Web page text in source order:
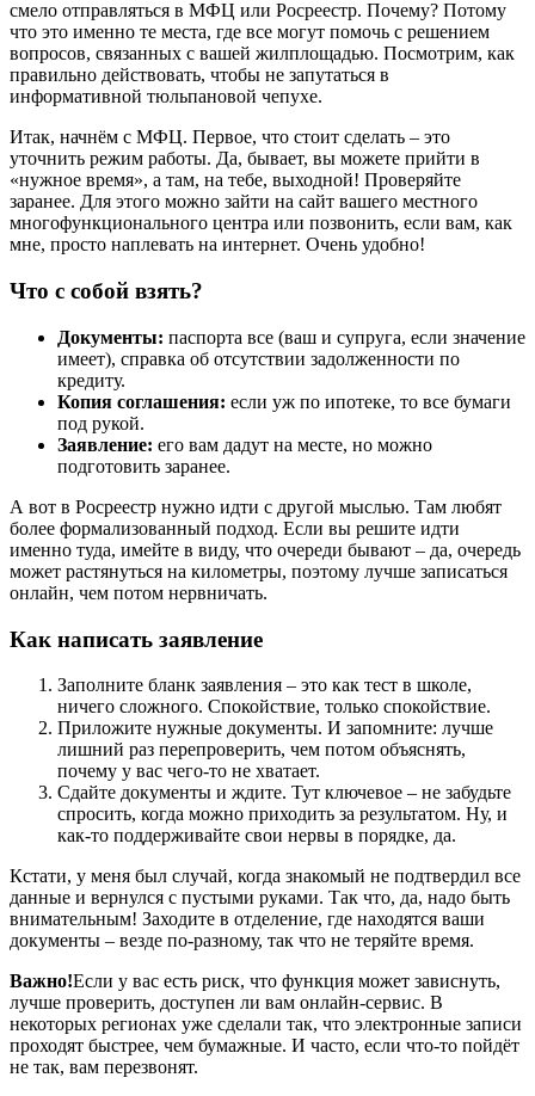
смело отправляться в МФЦ или Росреестр. Почему? Потому
что это именно те места, где все могут помочь с решением
вопросов, связанных с вашей жилплощадью. Посмотрим, как
правильно действовать, чтобы не запутаться в
информативной тюльпановой чепухе.
Итак, начнём с МФЦ. Первое, что стоит сделать – это
уточнить режим работы. Да, бывает, вы можете прийти в
«нужное время», а там, на тебе, выходной! Проверяйте
заранее. Для этого можно зайти на сайт вашего местного
многофункционального центра или позвонить, если вам, как
мне, просто наплевать на интернет. Очень удобно!
Что с собой взять?
Документы: паспорта все (ваш и супруга, если значение
имеет), справка об отсутствии задолженности по
кредиту.
Копия соглашения: если уж по ипотеке, то все бумаги
под рукой.
Заявление: его вам дадут на месте, но можно
подготовить заранее.
А вот в Росреестр нужно идти с другой мыслью. Там любят
более формализованный подход. Если вы решите идти
именно туда, имейте в виду, что очереди бывают – да, очередь
может растянуться на километры, поэтому лучше записаться
онлайн, чем потом нервничать.
Как написать заявление
Заполните бланк заявления – это как тест в школе,
ничего сложного. Спокойствие, только спокойствие.
Приложите нужные документы. И запомните: лучше
лишний раз перепроверить, чем потом объяснять,
почему у вас чего-то не хватает.
Сдайте документы и ждите. Тут ключевое – не забудьте
спросить, когда можно приходить за результатом. Ну, и
как-то поддерживайте свои нервы в порядке, да.
Кстати, у меня был случай, когда знакомый не подтвердил все
данные и вернулся с пустыми руками. Так что, да, надо быть
внимательным! Заходите в отделение, где находятся ваши
документы – везде по-разному, так что не теряйте время.
Важно!Если у вас есть риск, что функция может зависнуть,
лучше проверить, доступен ли вам онлайн-сервис. В
некоторых регионах уже сделали так, что электронные записи
проходят быстрее, чем бумажные. И часто, если что-то пойдёт
не так, вам перезвонят.